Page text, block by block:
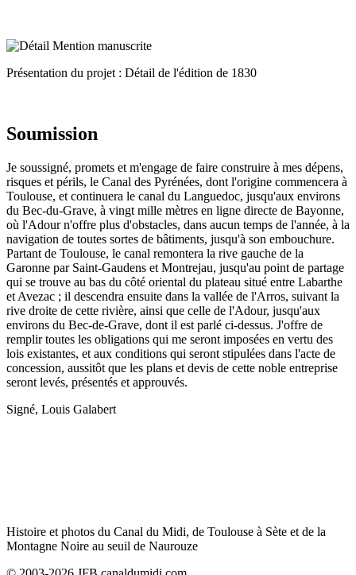
Présentation du projet : Détail de l'édition de 1830
Soumission
Je soussigné, promets et m'engage de faire construire à mes dépens,
risques et périls, le Canal des Pyrénées, dont l'origine commencera à
Toulouse, et continuera le canal du Languedoc, jusqu'aux environs
du Bec-du-Grave, à vingt mille mètres en ligne directe de Bayonne,
où l'Adour n'offre plus d'obstacles, dans aucun temps de l'année, à la
navigation de toutes sortes de bâtiments, jusqu'à son embouchure.
Partant de Toulouse, le canal remontera la rive gauche de la
Garonne par Saint-Gaudens et Montrejau, jusqu'au point de partage
qui se trouve au bas du côté oriental du plateau situé entre Labarthe
et Avezac ; il descendra ensuite dans la vallée de l'Arros, suivant la
rive droite de cette rivière, ainsi que celle de l'Adour, jusqu'aux
environs du Bec-de-Grave, dont il est parlé ci-dessus. J'offre de
remplir toutes les obligations qui me seront imposées en vertu des
lois existantes, et aux conditions qui seront stipulées dans l'acte de
concession, aussitôt que les plans et devis de cette noble entreprise
seront levés, présentés et approuvés.
Signé, Louis Galabert
Histoire et photos du Canal du Midi, de Toulouse à Sète et de la
Montagne Noire au seuil de Naurouze